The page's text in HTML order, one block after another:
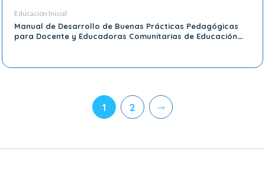
Educación Inicial
Manual de Desarrollo de Buenas Prácticas Pedagógicas
para Docente y Educadoras Comunitarias de Educación
1 2 →